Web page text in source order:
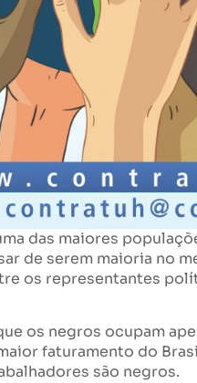
das maiores
de serem maioria no
os representantes
os negros ocupam
faturamento do
são negros.